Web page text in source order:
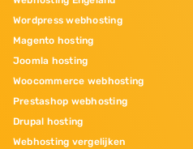
Wordpress webhosting
Magento hosting
Joomla hosting
Woocommerce webhosting
Prestashop webhosting
Drupal hosting
Webhosting vergelijken